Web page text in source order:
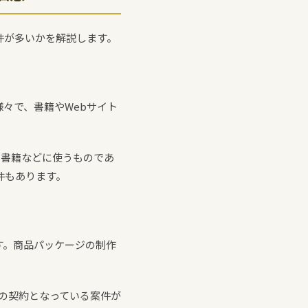
多いかを解説します。
で、書籍やWebサイト
籍などに使うものであ
あります。
商品パッケージの制作
契約となっている案件が